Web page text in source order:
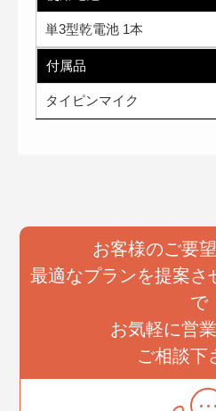
単3型乾電池 1本
付属品
タイピンマイク
お客様のご要
最適なプランを提案さ
で
お気軽に営
ご相談下